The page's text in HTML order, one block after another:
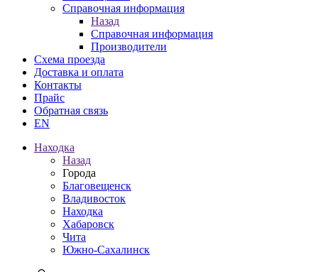
Справочная информация
Назад
Справочная информация
Производители
Схема проезда
Доставка и оплата
Контакты
Прайс
Обратная связь
EN
Находка
Назад
Города
Благовещенск
Владивосток
Находка
Хабаровск
Чита
Южно-Сахалинск